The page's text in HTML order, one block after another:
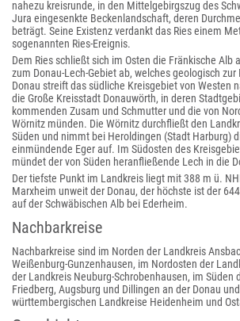
nahezu kreisrunde, in den Mittelgebirgszug des
Jura eingesenkte Beckenlandschaft, deren
beträgt. Seine Existenz verdankt das Ries einem
sogenannten Ries-Ereignis.
Dem Ries schließt sich im Osten die Fränkische Alb
zum Donau-Lech-Gebiet ab, welches geologisch zur
Donau streift das südliche Kreisgebiet von Westen
die Große Kreisstadt Donauwörth, in deren
kommenden Zusam und Schmutter und die von
Wörnitz münden. Die Wörnitz durchfließt den
Süden und nimmt bei Heroldingen (Stadt Harburg)
einmündende Eger auf. Im Südosten des
mündet der von Süden heranfließende Lech in die
Der tiefste Punkt im Landkreis liegt mit 388 m ü.
Marxheim unweit der Donau, der höchste ist der
auf der Schwäbischen Alb bei Ederheim.
Nachbarkreise
Nachbarkreise sind im Norden der Landkreis
Weißenburg-Gunzenhausen, im Nordosten der
der Landkreis Neuburg-Schrobenhausen, im Süden
Friedberg, Augsburg und Dillingen an der Donau
württembergischen Landkreise Heidenheim und